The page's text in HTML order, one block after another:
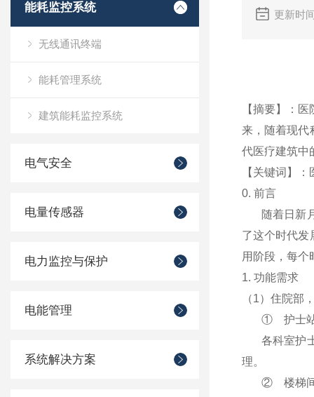
能耗监控系统
无线通讯终端
能耗管理系统
建筑能耗监控系统
电气安全
电量传感器
电力监控与保护
电能管理
系统解决方案
更新时
【摘要】： 医
来，随着现代
代医疗建筑中
【关键词】：
0. 前言
随着日新
了这个时代发
用阶段，每个
1. 功能需求
（1）住院部
① 护士
各科室护
理。
② 楼梯